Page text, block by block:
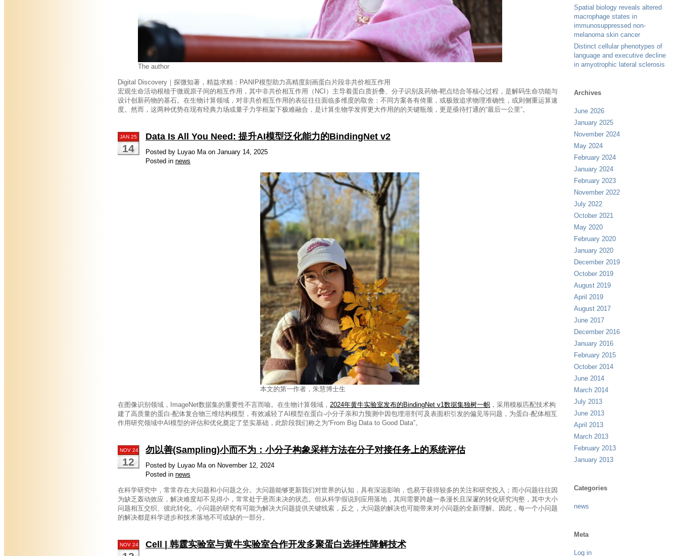
Spatial biology reveals altered
macrophage states in
immunosuppressed non-
melanoma skin cancer
Distinct cellular phenotypes of
language and executive decline
in amyotrophic lateral sclerosis
Archives
June 2026
January 2025
November 2024
May 2024
February 2024
January 2024
February 2023
November 2022
July 2022
October 2021
May 2020
February 2020
January 2020
December 2019
October 2019
August 2019
April 2019
August 2017
June 2017
December 2016
January 2016
February 2015
October 2014
June 2014
March 2014
July 2013
June 2013
April 2013
March 2013
February 2013
January 2013
Categories
news
Meta
Log in
The author
Digital Discovery｜探微知著，精益求精：PANIP模型助力高精度刻画蛋白片段非共价相互作用
宏观生命活动根植于微观原子间的相互作用，其中非共价相互作用（NCI）主导着蛋白质折叠、分子识别及药物-靶点结合等核心过程，是解码生命功能与
设计创新药物的基石。在生物计算领域，对非共价相互作用的表征往往面临多维度的取舍：不同方案各有倚重，或极致追求物理准确性，或则侧重运算速
度。然而，这两种优势在现有经典力场或量子力学框架下极难融合，是计算生物学发挥更大作用的的关键瓶颈，更是亟待打通的“最后一公里”。
JAN 25
14
Data Is All You Need: 提升AI模型泛化能力的BindingNet v2
Posted by Luyao Ma on January 14, 2025
Posted in news
本文的第一作者，朱慧博士生
在图像识别领域，ImageNet数据集的重要性不言而喻。在生物计算领域， 2024年黄牛实验室发布的BindingNet v1数据集独树一帜 ，采用模板匹配技术构
建了高质量的蛋白-配体复合物三维结构模型，有效减轻了AI模型在蛋白-小分子亲和力预测中因包埋溶剂可及表面积引发的偏见等问题，为蛋白-配体相互
作用研究领域中AI模型的评估和优化奠定了坚实基础，此阶段我们称之为“From Big Data to Good Data”。
NOV 24
12
勿以善(Sampling)小而不为：小分子构象采样方法在分子对接任务上的系统评估
Posted by Luyao Ma on November 12, 2024
Posted in news
在科学研究中，常常存在大问题和小问题之分。大问题能够更新我们对世界的认知，具有深远影响，也易于获得较多的关注和研究投入；而小问题往往因
为缺乏轰动效应，解决难度却不见得小，常常处于悬而未决的状态。但从科学假说到应用落地，其间需要跨越一条漫长且深邃的转化研究沟壑，其中大小
问题相互交织、彼此转化。小问题的研究有可能为解决大问题提供关键线索，反之，大问题的解决也可能带来对小问题的全新理解。因此，每一个小问题
的解决都是科学进步和技术落地不可或缺的一部分。
NOV 24 Cell | 韩霆实验室与黄牛实验室合作开发多聚蛋白选择性降解技术